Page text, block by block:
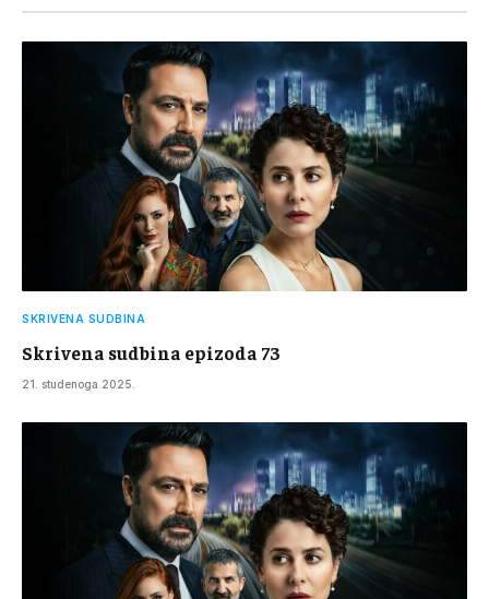
SKRIVENA SUDBINA
Skrivena sudbina epizoda 73
21. studenoga 2025.